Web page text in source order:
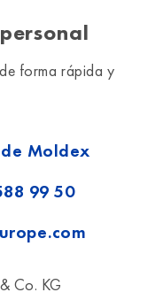
forma rápida y
Moldex
99 50
Co. KG